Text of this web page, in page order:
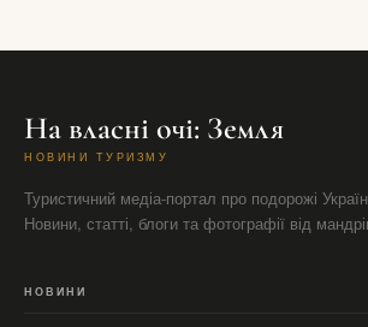
На власні очі: Земля
НОВИНИ ТУРИЗМУ
Туристичний медіа-портал про подорожі
Новини, статті, блоги та фотографії від
НОВИНИ